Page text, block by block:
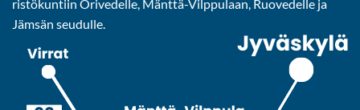
ris­tö­kun­tiin Ori­ve­del­le, Mänttä-​Vilppulaan, Ruo­ve­del­le ja
Jäm­sän seu­dul­le.